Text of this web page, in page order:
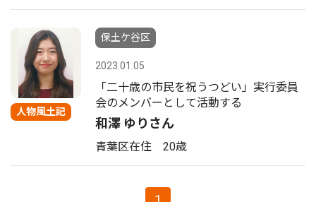
人物風土記
保土ケ谷区
2023.01.05
「二十歳の市民を祝うつどい」実行委員
会のメンバーとして活動する
和澤 ゆりさん
青葉区在住 20歳